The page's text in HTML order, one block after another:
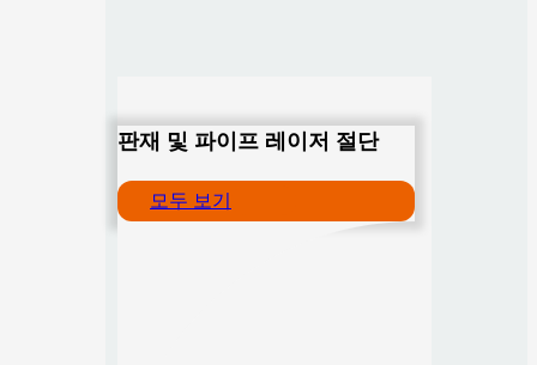
판재 및 파이프 레이저 절단
모두 보기